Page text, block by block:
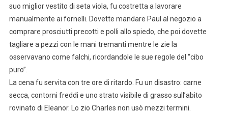
suo miglior vestito di seta viola, fu costretta a lavorare
manualmente ai fornelli. Dovette mandare Paul al negozio a
comprare prosciutti precotti e polli allo spiedo, che poi dovette
tagliare a pezzi con le mani tremanti mentre le zie la
osservavano come falchi, ricordandole le sue regole del “cibo
puro”.
La cena fu servita con tre ore di ritardo. Fu un disastro: carne
secca, contorni freddi e uno strato visibile di grasso sull’abito
rovinato di Eleanor. Lo zio Charles non usò mezzi termini.